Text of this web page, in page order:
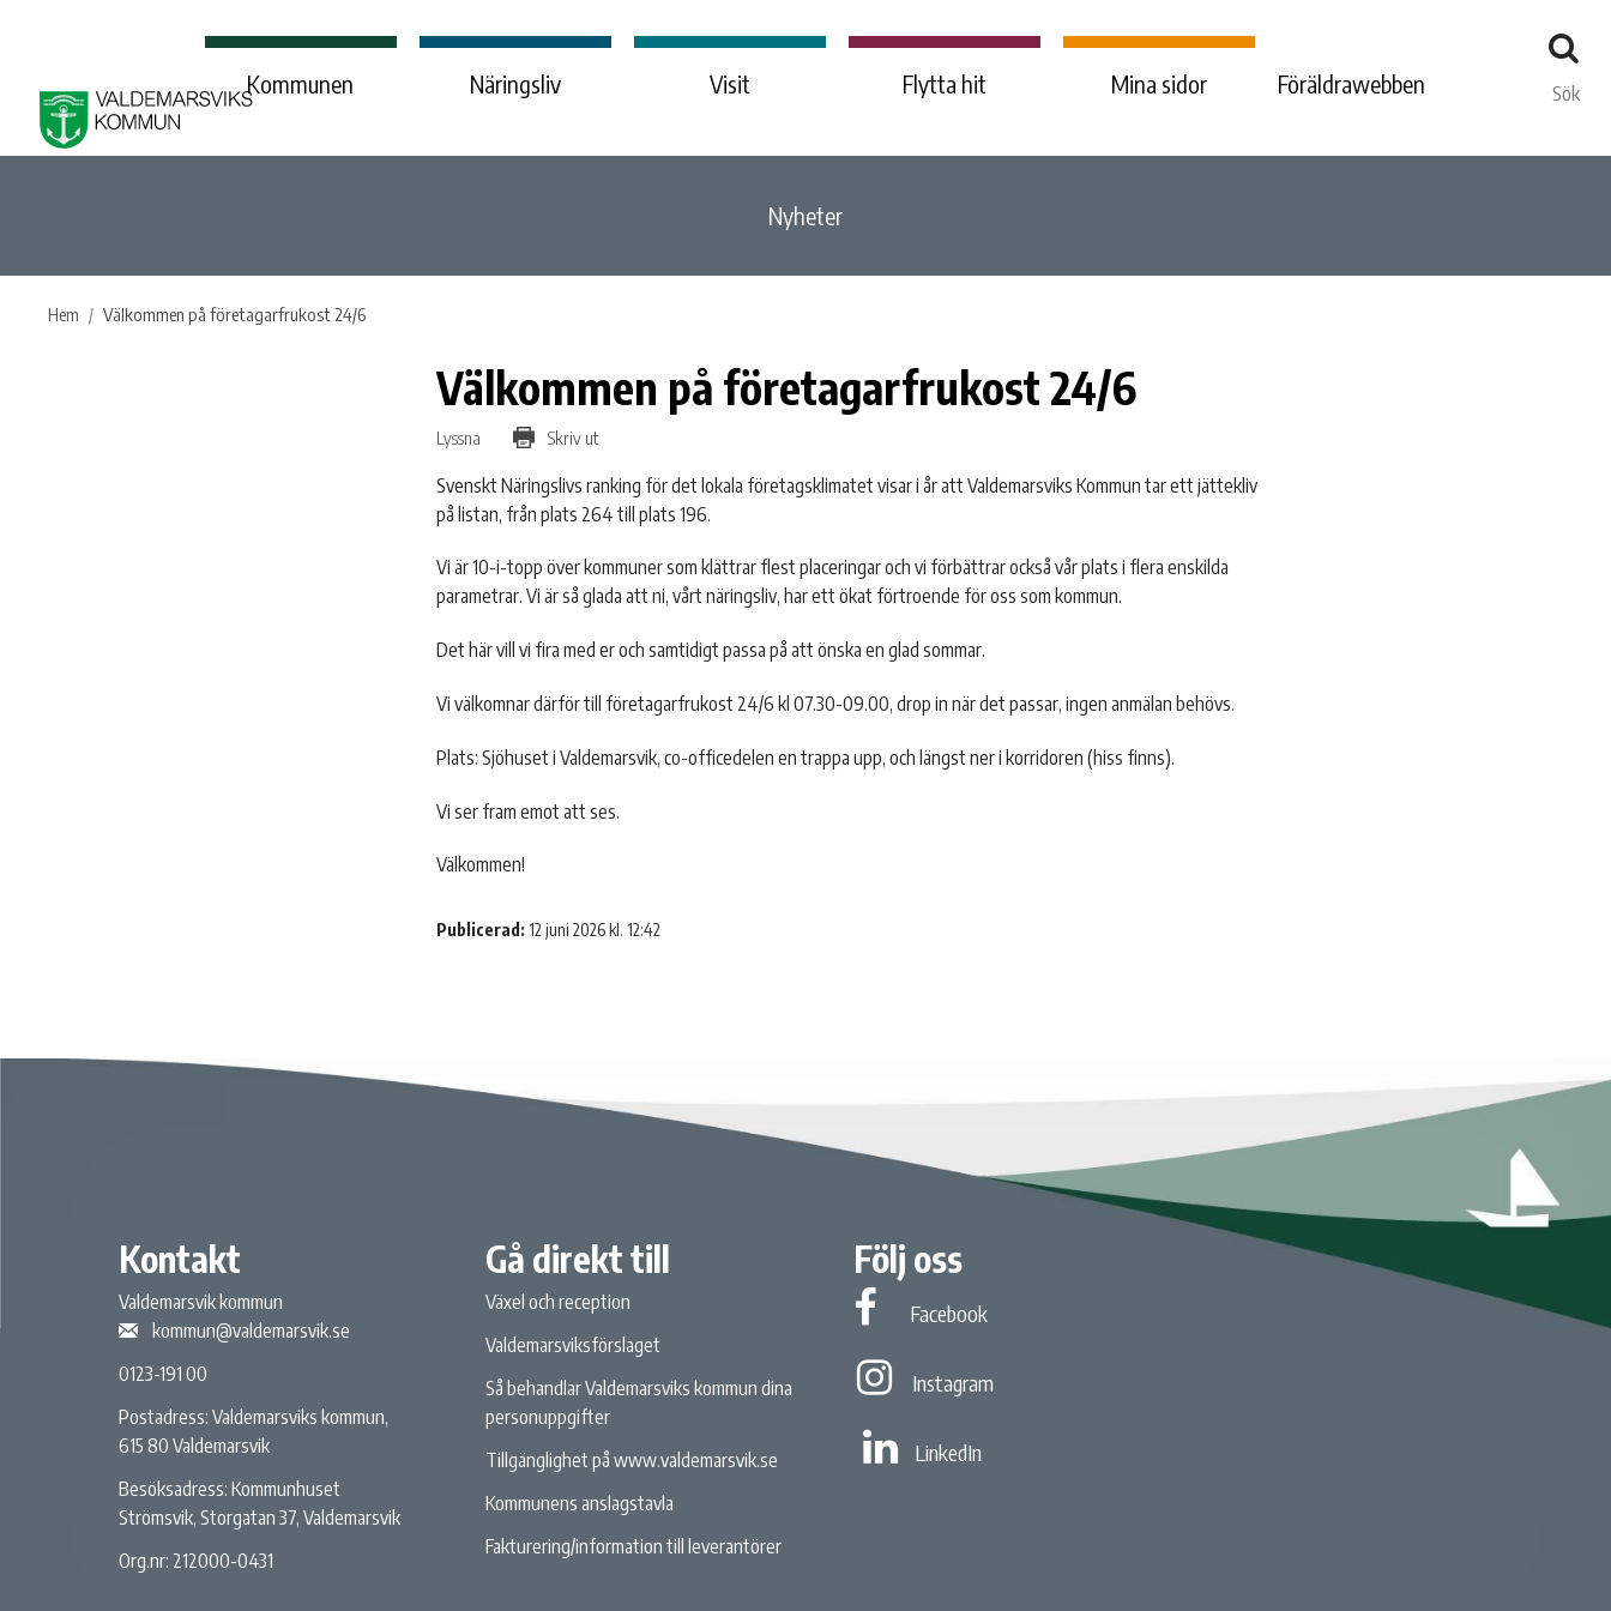
Sök
Kommunen Näringsliv Visit Flytta hit Mina sidor Föräldrawebben
Nyheter
Hem Välkommen på företagarfrukost 24/6
Välkommen på företagarfrukost 24/6
Lyssna Skriv ut
Svenskt Näringslivs ranking för det lokala företagsklimatet visar i år att Valdemarsviks Kommun tar ett jättekliv
på listan, från plats 264 till plats 196.
Vi är 10-i-topp över kommuner som klättrar flest placeringar och vi förbättrar också vår plats i flera enskilda
parametrar. Vi är så glada att ni, vårt näringsliv, har ett ökat förtroende för oss som kommun.
Det här vill vi fira med er och samtidigt passa på att önska en glad sommar.
Vi välkomnar därför till företagarfrukost 24/6 kl 07.30-09.00, drop in när det passar, ingen anmälan behövs.
Plats: Sjöhuset i Valdemarsvik, co-officedelen en trappa upp, och längst ner i korridoren (hiss finns).
Vi ser fram emot att ses.
Välkommen!
Publicerad: 12 juni 2026 kl. 12:42
Kontakt
Valdemarsvik kommun
kommun@valdemarsvik.se
0123-191 00
Postadress: Valdemarsviks kommun,
615 80 Valdemarsvik
Besöksadress: Kommunhuset
Strömsvik, Storgatan 37, Valdemarsvik
Org.nr: 212000-0431
Gå direkt till
Växel och reception
Valdemarsviksförslaget
Så behandlar Valdemarsviks kommun dina
personuppgifter
Tillgänglighet på www.valdemarsvik.se
Kommunens anslagstavla
Fakturering/information till leverantörer
Följ oss
Facebook
Facebook
Instagram
Instagram
LinkedIn
Linked In